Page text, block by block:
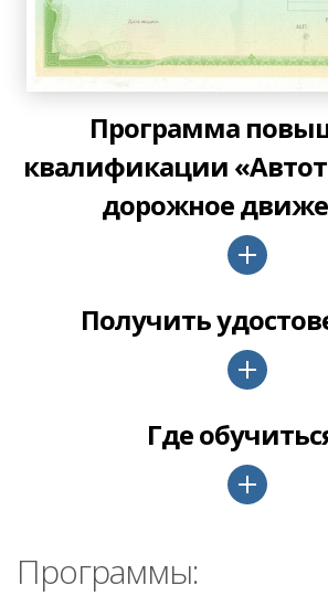
Программа
квалификации
дорожное
Получить
Где
Программы: